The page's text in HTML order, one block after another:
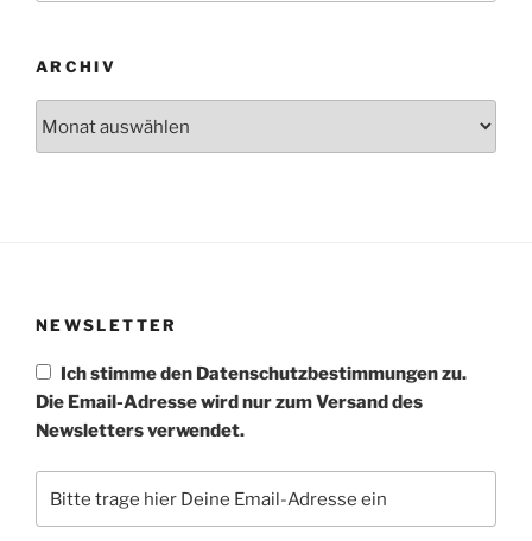
ARCHIV
NEWSLETTER
Ich stimme den Datenschutzbestimmungen zu.
Die Email-Adresse wird nur zum Versand des
Newsletters verwendet.